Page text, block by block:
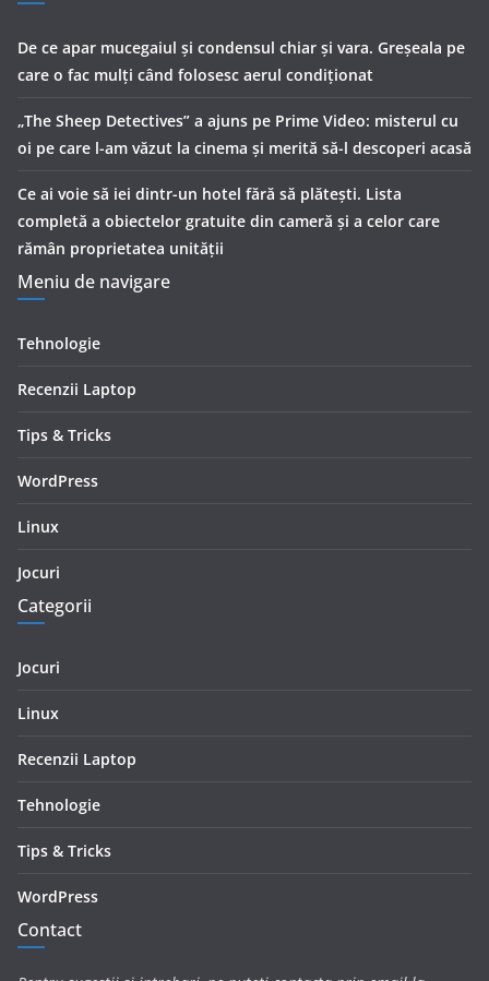
De ce apar mucegaiul și condensul chiar și vara. Greșeala pe
care o fac mulți când folosesc aerul condiționat
„The Sheep Detectives” a ajuns pe Prime Video: misterul cu
oi pe care l-am văzut la cinema și merită să-l descoperi acasă
Ce ai voie să iei dintr-un hotel fără să plătești. Lista
completă a obiectelor gratuite din cameră și a celor care
rămân proprietatea unității
Meniu de navigare
Tehnologie
Recenzii Laptop
Tips & Tricks
WordPress
Linux
Jocuri
Categorii
Jocuri
Linux
Recenzii Laptop
Tehnologie
Tips & Tricks
WordPress
Contact